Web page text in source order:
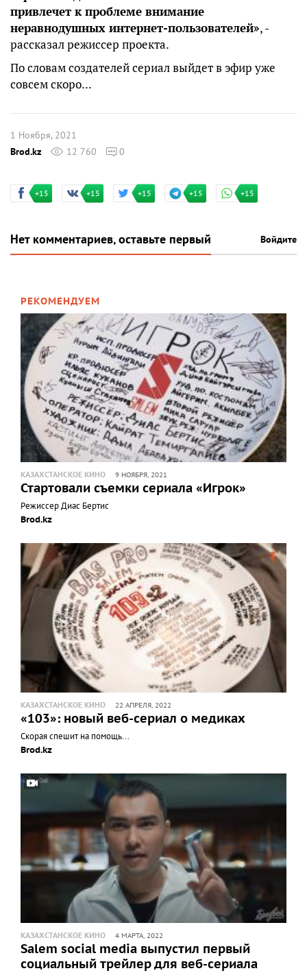
привлечет к проблеме внимание
неравнодушных интернет-пользователей», -
рассказал режиссер проекта.
По словам создателей сериал выйдет в эфир уже
совсем скоро...
1 Ноября, 2021
Brod.kz
12 760 0
+15 +15 +15 +15 +15
Нет комментариев, оставьте первый Войдите
РЕКОМЕНДУЕМ
КАЗАХСТАНСКОЕ КИНО 9 НОЯБРЯ, 2021
Стартовали съемки сериала «Игрок»
Режиссер Диас Бертис
Brod.kz
КАЗАХСТАНСКОЕ КИНО 22 АПРЕЛЯ, 2022
«103»: новый веб-сериал о медиках
Скорая спешит на помощь...
Brod.kz
КАЗАХСТАНСКОЕ КИНО 4 МАРТА, 2022
Salem social media выпустил первый
социальный трейлер для веб-сериала